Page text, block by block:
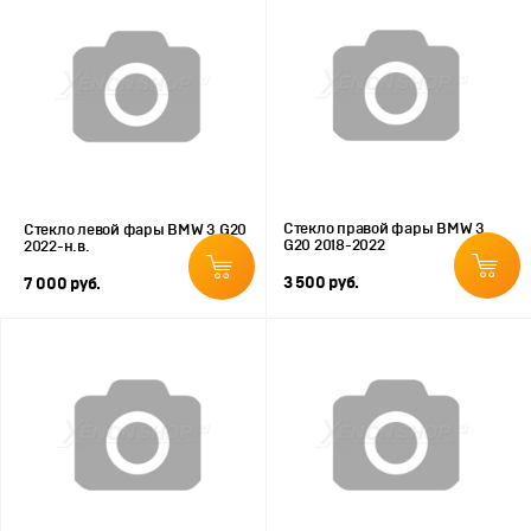
Стекло левой фары BMW 3 G20
2022-н.в.
7 000 руб.
Стекло правой фары BMW 3
G20 2018-2022
3 500 руб.